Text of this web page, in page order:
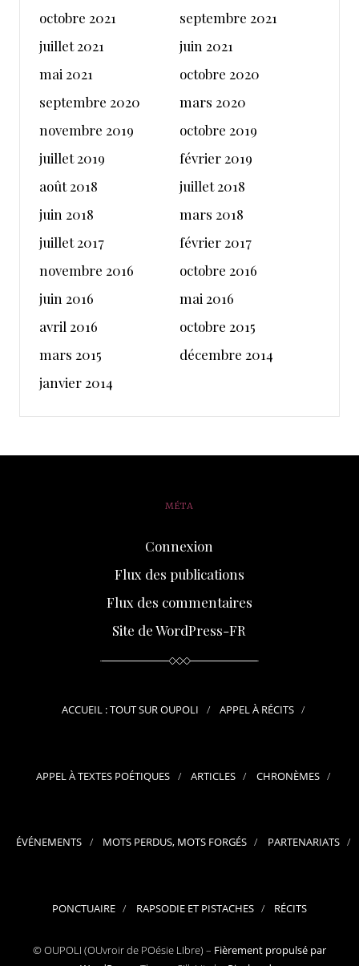
octobre 2021
septembre 2021
juillet 2021
juin 2021
mai 2021
octobre 2020
septembre 2020
mars 2020
novembre 2019
octobre 2019
juillet 2019
février 2019
août 2018
juillet 2018
juin 2018
mars 2018
juillet 2017
février 2017
novembre 2016
octobre 2016
juin 2016
mai 2016
avril 2016
octobre 2015
mars 2015
décembre 2014
janvier 2014
MÉTA
Connexion
Flux des publications
Flux des commentaires
Site de WordPress-FR
ACCUEIL : TOUT SUR OUPOLI APPEL À RÉCITS
APPEL À TEXTES POÉTIQUES ARTICLES CHRONÈMES
ÉVÉNEMENTS MOTS PERDUS, MOTS FORGÉS PARTENARIATS
PONCTUAIRE RAPSODIE ET PISTACHES RÉCITS
© OUPOLI (OUvroir de POésie LIbre) – Fièrement propulsé par